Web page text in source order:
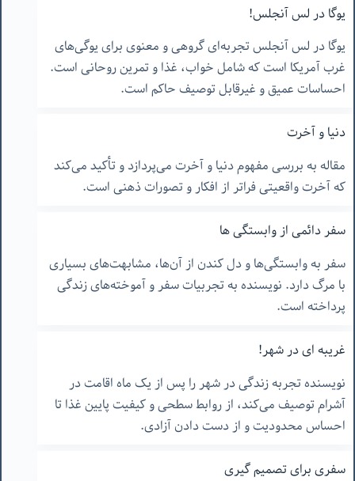
یوگا در لس آنجلس!
یوگا در لس آنجلس تجربه‌ای گروهی و معنوی برای یوگی‌های
غرب آمریکا است که شامل خواب، غذا و تمرین روحانی است.
احساسات عمیق و غیرقابل توصیف حاکم است.
دنیا و آخرت
مقاله به بررسی مفهوم دنیا و آخرت می‌پردازد و تأکید می‌کند
که آخرت واقعیتی فراتر از افکار و تصورات ذهنی است.
سفر دائمی از وابستگی ها
سفر به وابستگی‌ها و دل کندن از آن‌ها، مشابهت‌های بسیاری
با مرگ دارد. نویسنده به تجربیات سفر و آموخته‌های زندگی
پرداخته است.
غریبه ای در شهر!
نویسنده تجربه زندگی در شهر را پس از یک ماه اقامت در
آشرام توصیف می‌کند، از روابط سطحی و کیفیت پایین غذا تا
احساس محدودیت و از دست دادن آزادی.
سفری برای تصمیم گیری